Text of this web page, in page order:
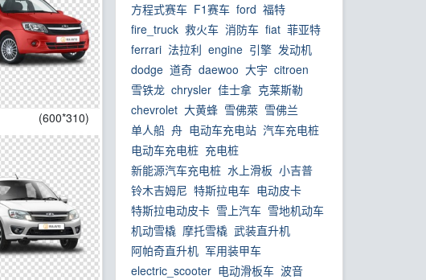
(600*310)
方程式赛车 F1赛车 ford 福特
fire_truck 救火车 消防车 fiat 菲亚特
ferrari 法拉利 engine 引擎 发动机
dodge 道奇 daewoo 大宇 citroen
雪铁龙 chrysler 佳士拿 克莱斯勒
chevrolet 大黄蜂 雪佛萊 雪佛兰
单人船 舟 电动车充电站 汽车充电桩
电动车充电桩 充电桩
新能源汽车充电桩 水上滑板 小吉普
铃木吉姆尼 特斯拉电车 电动皮卡
特斯拉电动皮卡 雪上汽车 雪地机动车
机动雪橇 摩托雪橇 武装直升机
阿帕奇直升机 军用装甲车
electric_scooter 电动滑板车 波音